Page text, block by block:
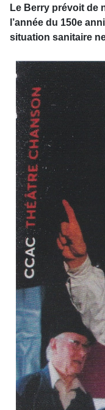
Le Berry prévoit de
l’année du 150e
situation sanitaire